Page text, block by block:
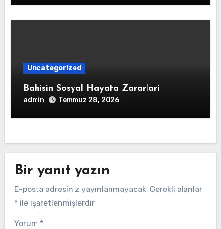
Uncategorized
Bahisin Sosyal Hayata Zararlari
admin Temmuz 28, 2026
Bir yanıt yazın
E-posta adresiniz yayınlanmayacak. Gerekli alanlar
* ile işaretlenmişlerdir
Yorum *